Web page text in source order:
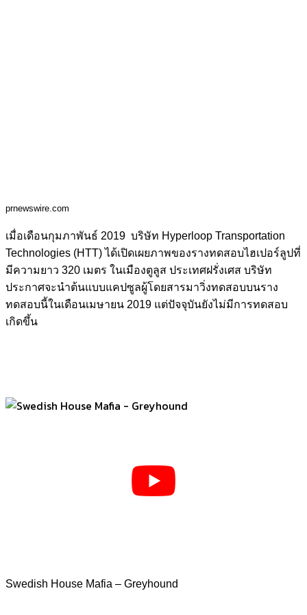
prnewswire.com
เมื่อเดือนกุมภาพันธ์ 2019 บริษัท Hyperloop Transportation
Technologies (HTT) ได้เปิดเผยภาพของรางทดสอบไฮเปอร์ลูปที่
มีความยาว 320 เมตร ในเมืองตูลูส ประเทศฝรั่งเศส บริษัท
ประกาศจะนำต้นแบบแคปซูลผู้โดยสารมาวิ่งทดสอบบนราง
ทดสอบนี้ในเดือนเมษายน 2019 แต่ปัจจุบันยังไม่มีการทดสอบ
เกิดขึ้น
Swedish House Mafia – Greyhound